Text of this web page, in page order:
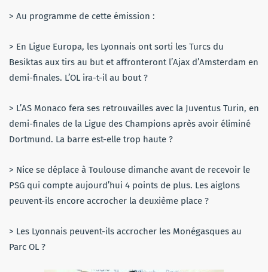
> Au programme de cette émission :
> En Ligue Europa, les Lyonnais ont sorti les Turcs du
Besiktas aux tirs au but et affronteront l’Ajax d’Amsterdam en
demi-finales. L’OL ira-t-il au bout ?
> L’AS Monaco fera ses retrouvailles avec la Juventus Turin, en
demi-finales de la Ligue des Champions après avoir éliminé
Dortmund. La barre est-elle trop haute ?
> Nice se déplace à Toulouse dimanche avant de recevoir le
PSG qui compte aujourd’hui 4 points de plus. Les aiglons
peuvent-ils encore accrocher la deuxième place ?
> Les Lyonnais peuvent-ils accrocher les Monégasques au
Parc OL ?